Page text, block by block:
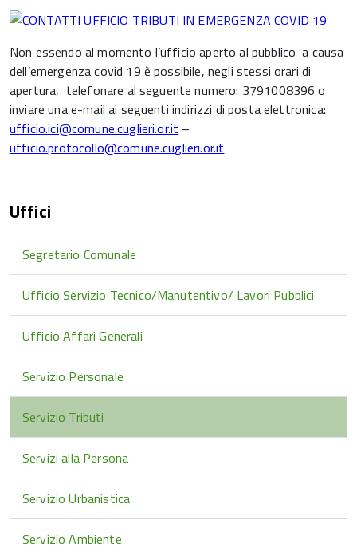
Non essendo al momento l’ufficio aperto al pubblico a causa
dell’emergenza covid 19 è possibile, negli stessi orari di
apertura, telefonare al seguente numero: 3791008396 o
inviare una e-mail ai seguenti indirizzi di posta elettronica:
ufficio.ici@comune.cuglieri.or.it –
ufficio.protocollo@comune.cuglieri.or.it
Uffici
Segretario Comunale
Ufficio Servizio Tecnico/Manutentivo/ Lavori Pubblici
Ufficio Affari Generali
Servizio Personale
Servizio Tributi
Servizi alla Persona
Servizio Urbanistica
Servizio Ambiente